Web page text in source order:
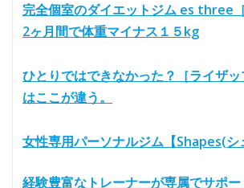
完全個室のダイエットジム es three
2ヶ月間で体重マイナス１５kg
ひとりではできなかった？［ライザ
はここが違う。
女性専用パーソナルジム【Shapes(シ
経験豊富なトレーナーが専属でサポ